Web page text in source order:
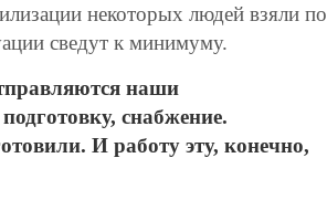
некоторых людей взяли по
сведут к минимуму.
наши
снабжение.
И работу эту, конечно,